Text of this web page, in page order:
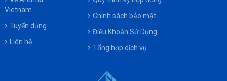
Vietnam
Tuyển dụng
Liên hệ
Chính sách bảo mật
Điều Khoản Sử Dụng
Tổng hợp dịch vụ